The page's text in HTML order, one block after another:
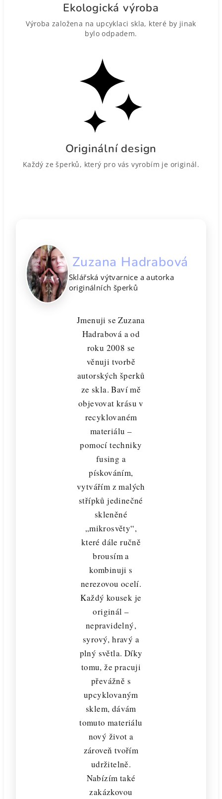
Ekologická výroba
Výroba založena na upcyklaci skla, které by jinak
bylo odpadem.
Originální design
Každý ze šperků, který pro vás vyrobím je originál.
Zuzana Hadrabová
Sklářská výtvarnice a autorka
originálních šperků
Jmenuji se Zuzana
Hadrabová a od
roku 2008 se
věnuji tvorbě
autorských šperků
ze skla. Baví mě
objevovat krásu v
recyklovaném
materiálu –
pomocí techniky
fusing a
pískováním,
vytvářím z malých
střípků jedinečné
skleněné
„mikrosvěty“,
které dále ručně
brousím a
kombinuji s
nerezovou ocelí.
Každý kousek je
originál –
nepravidelný,
syrový, hravý a
plný světla. Díky
tomu, že pracuji
převážně s
upcyklovaným
sklem, dávám
tomuto materiálu
nový život a
zároveň tvořím
udržitelně.
Nabízím také
zakázkovou